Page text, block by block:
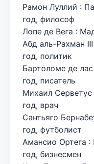
Рамон Луллий :
год, философ
Лопе де Вега :
Абд аль-Рахман
год, политик
Бартоломе де
год, писатель
Михаил Серветус
год, врач
Сантьяго
год, футболист
Амансио Ортега :
год, бизнесмен